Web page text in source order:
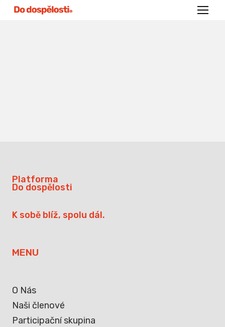
Menu
Platforma
Do dospělosti
K sobě blíž, spolu dál.
MENU
O Nás
Naši členové
Participační skupina